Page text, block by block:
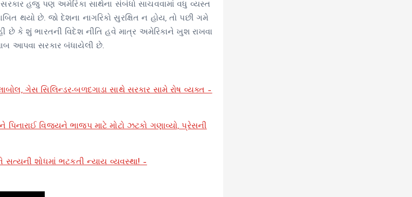
હજુ પણ અમેરિકા સાથેના સંબંધો સાચવવામાં વધુ વ્યસ્ત
થયો છે. જો દેશના નાગરિકો સુરક્ષિત ન હોય, તો પછી ગમે
કે શું ભારતની વિદેશ નીતિ હવે માત્ર અમેરિકાને ખુશ રાખવા
આપવા સરકાર બંધાયેલી છે.
ગેસ સિલિન્ડર-બળદગાડા સાથે સરકાર સામે રોષ વ્યક્ત –
પિનારાઈ વિજયને ભાજપ માટે મોટો ઝટકો ગણાવ્યો, પ્રેસની
શોધમાં ભટકતી ન્યાય વ્યવસ્થા! –